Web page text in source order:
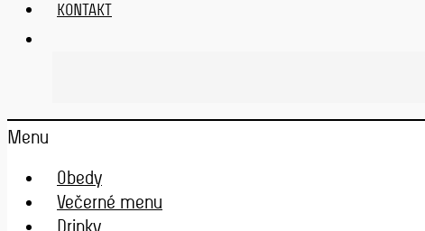
KONTAKT
Menu
Obedy
Večerné menu
Drinky